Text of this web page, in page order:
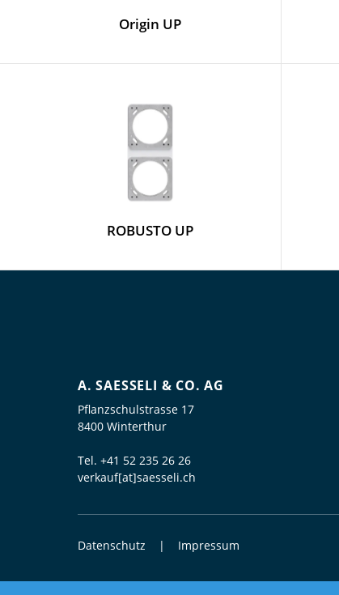
Origin UP
ROBUSTO UP
A. SAESSELI & CO. AG
Pflanzschulstrasse 17
8400 Winterthur
Tel. +41 52 235 26 26
verkauf[at]saesseli.ch
Datenschutz Impressum